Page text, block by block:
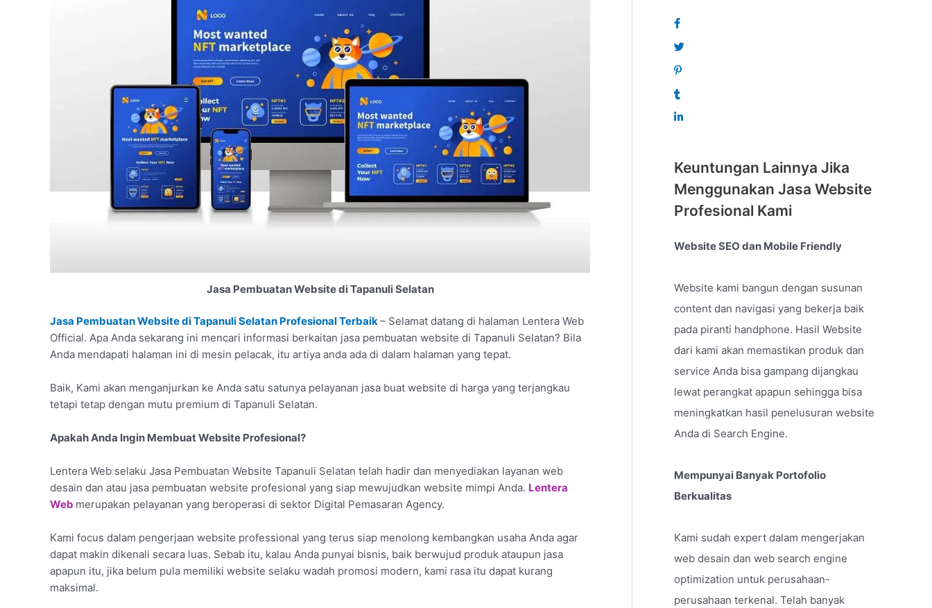
Jasa Pembuatan Website di Tapanuli Selatan
Jasa Pembuatan Website di Tapanuli Selatan Profesional Terbaik– Selamat datang di halaman Lentera Web
Official. Apa Anda sekarang ini mencari informasi berkaitan jasa pembuatan website di Tapanuli Selatan? Bila
Anda mendapati halaman ini di mesin pelacak, itu artiya anda ada di dalam halaman yang tepat.
Baik, Kami akan menganjurkan ke Anda satu satunya pelayanan jasa buat website di harga yang terjangkau
tetapi tetap dengan mutu premium di Tapanuli Selatan.
Apakah Anda Ingin Membuat Website Profesional?
Lentera Web selaku Jasa Pembuatan Website Tapanuli Selatan telah hadir dan menyediakan layanan web
desain dan atau jasa pembuatan website profesional yang siap mewujudkan website mimpi Anda. Lentera
Web merupakan pelayanan yang beroperasi di sektor Digital Pemasaran Agency.
Kami focus dalam pengerjaan website professional yang terus siap menolong kembangkan usaha Anda agar
dapat makin dikenali secara luas. Sebab itu, kalau Anda punyai bisnis, baik berwujud produk ataupun jasa
apapun itu, jika belum pula memiliki website selaku wadah promosi modern, kami rasa itu dapat kurang
maksimal.
Keuntungan Lainnya Jika
Menggunakan Jasa Website
Profesional Kami
Website SEO dan Mobile Friendly
Website kami bangun dengan susunan
content dan navigasi yang bekerja baik
pada piranti handphone. Hasil Website
dari kami akan memastikan produk dan
service Anda bisa gampang dijangkau
lewat perangkat apapun sehingga bisa
meningkatkan hasil penelusuran website
Anda di Search Engine.
Mempunyai Banyak Portofolio
Berkualitas
Kami sudah expert dalam mengerjakan
web desain dan web search engine
optimization untuk perusahaan-
perusahaan terkenal. Telah banyak